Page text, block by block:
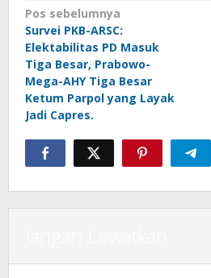
Navigasi
pos
Pos sebelumnya
Survei PKB-ARSC:
Elektabilitas PD Masuk
Tiga Besar, Prabowo-
Mega-AHY Tiga Besar
Ketum Parpol yang Layak
Jadi Capres.